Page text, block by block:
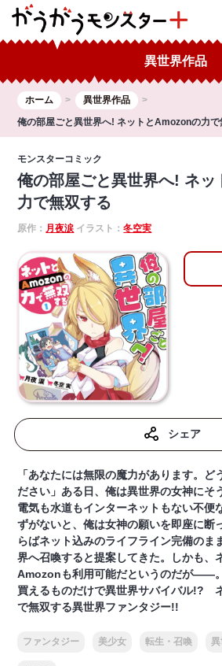
異世界作品
ホーム
異世界作品
俺の部屋ごと異世界へ! ネットとAmozonの力で
モンスターコミック
俺の部屋ごと異世界へ! ネ
力で無双する
原作： 月夜涙 イラスト：冬空実
シェア
「あなたには無限の魔力があります。ど
ださい」ある日、俺は異世界の女神にそ
電気も水道もインターネットもない不便
ずがないと、俺は女神の願いを即座に断
らばネット込みのライフライン完備のま
界へ召喚すると提案してきた。しかも、
Amozonも利用可能だというのだが――
買えるものだけで異世界サバイバル!?
で無双する異世界ファンタジー!!
ファンタジー 美少女 転生・召喚